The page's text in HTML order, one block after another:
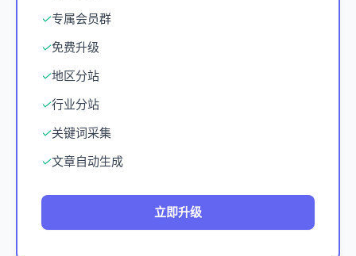
✓专属会员群
✓免费升级
✓地区分站
✓行业分站
✓关键词采集
✓文章自动生成
立即升级